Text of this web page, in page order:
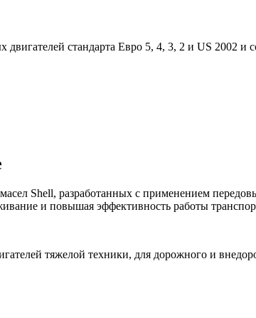
стандарта Евро 5, 4, 3, 2 и US 2002 и
Shell, разработанных с применением
и повышая эффективность работы
тяжелой техники, для дорожного и